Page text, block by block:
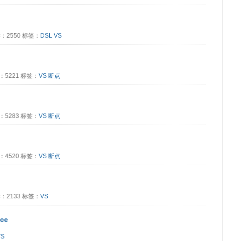
2550 标签： DSL VS
5221 标签： VS 断点
5283 标签： VS 断点
4520 标签： VS 断点
2133 标签： VS